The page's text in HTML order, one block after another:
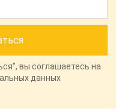
вы соглашаетесь на
данных